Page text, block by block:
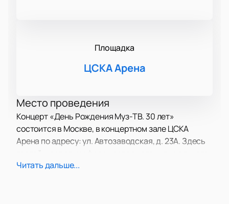
Площадка
ЦСКА Арена
Место проведения
Концерт «День Рождения Муз-ТВ. 30 лет»
состоится в Москве, в концертном зале ЦСКА
Арена по адресу: ул. Автозаводская, д. 23А. Здесь
праздника и яркое шоу.
Читать дальше...